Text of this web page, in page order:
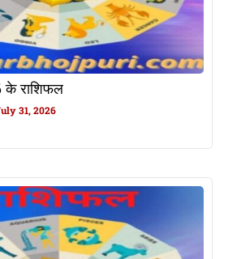
के राशिफल
31, 2026